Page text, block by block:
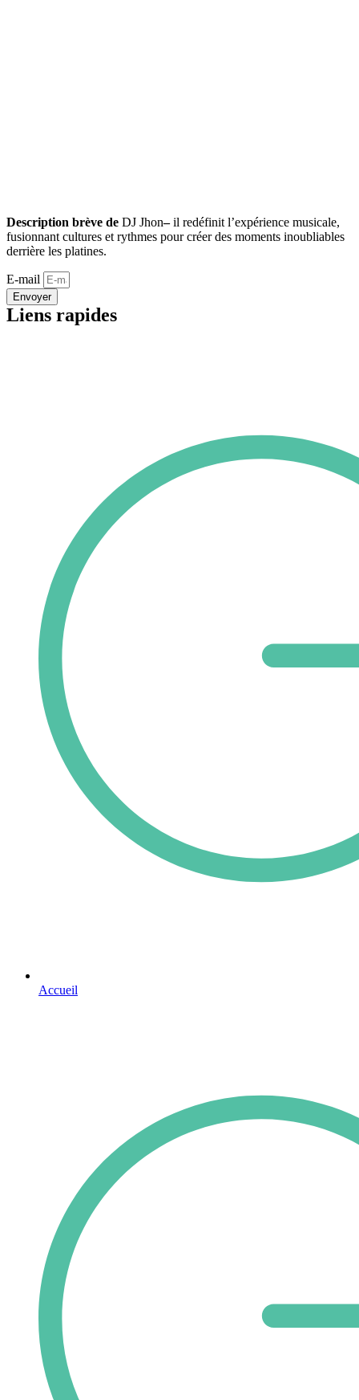
Description brève de DJ Jhon–il redéfinit l’expérience musicale,
fusionnant cultures et rythmes pour créer des moments inoubliables
derrière les platines.
E-mail
Envoyer
Liens rapides
Accueil